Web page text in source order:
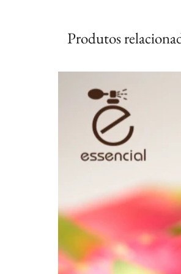
Produtos